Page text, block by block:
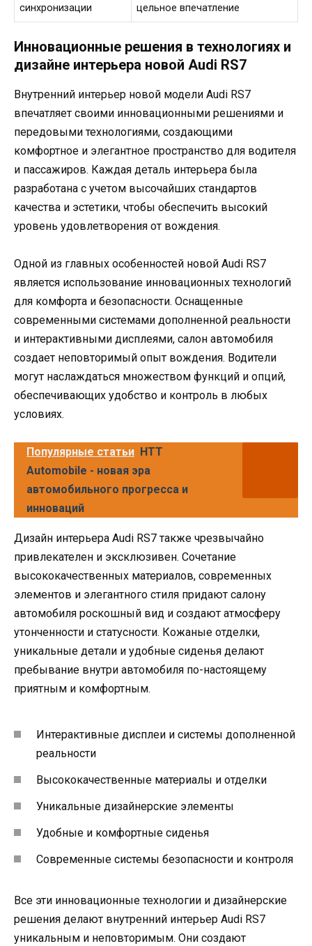
синхронизации цельное впечатление
Инновационные решения в технологиях и
дизайне интерьера новой Audi RS7
Внутренний интерьер новой модели Audi RS7
впечатляет своими инновационными решениями и
передовыми технологиями, создающими
комфортное и элегантное пространство для водителя
и пассажиров. Каждая деталь интерьера была
разработана с учетом высочайших стандартов
качества и эстетики, чтобы обеспечить высокий
уровень удовлетворения от вождения.
Одной из главных особенностей новой Audi RS7
является использование инновационных технологий
для комфорта и безопасности. Оснащенные
современными системами дополненной реальности
и интерактивными дисплеями, салон автомобиля
создает неповторимый опыт вождения. Водители
могут наслаждаться множеством функций и опций,
обеспечивающих удобство и контроль в любых
условиях.
Популярные статьи HTT
Automobile - новая эра
автомобильного прогресса и
инноваций
Дизайн интерьера Audi RS7 также чрезвычайно
привлекателен и эксклюзивен. Сочетание
высококачественных материалов, современных
элементов и элегантного стиля придают салону
автомобиля роскошный вид и создают атмосферу
утонченности и статусности. Кожаные отделки,
уникальные детали и удобные сиденья делают
пребывание внутри автомобиля по-настоящему
приятным и комфортным.
Интерактивные дисплеи и системы дополненной
реальности
Высококачественные материалы и отделки
Уникальные дизайнерские элементы
Удобные и комфортные сиденья
Современные системы безопасности и контроля
Все эти инновационные технологии и дизайнерские
решения делают внутренний интерьер Audi RS7
уникальным и неповторимым. Они создают